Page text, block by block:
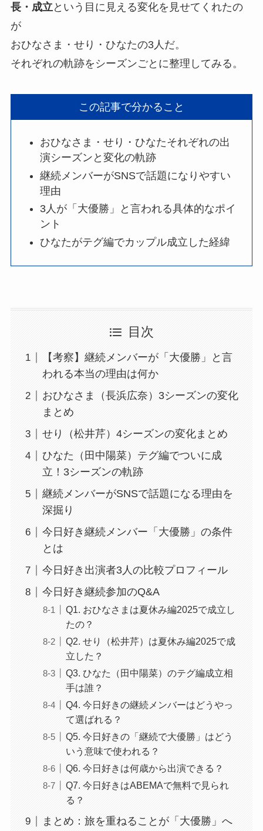
長・成立 という目に見える変化を見せてくれたの
が
おひなさま・せり・ひなたの3人だ。
それぞれの軌跡をシーズンごとに整理してみる。
この記事で分かること
おひなさま・せり・ひなたそれぞれの出
演シーズンと変化の軌跡
継続メンバーがSNSで話題になりやすい
理由
3人が「大優勝」と言われる具体的なポイ
ント
ひなたがテグ編でカップル成立した経緯
目次
【考察】継続メンバーが「大優勝」と言
われる本当の理由は何か
おひなさま（長浜広奈）3シーズンの変化
まとめ
せり（松井芹）4シーズンの変化まとめ
ひなた（田中陽菜）テグ編でついに成
立！3シーズンの軌跡
継続メンバーがSNSで話題になる理由を
深掘り
今日好き継続メンバー「大優勝」の条件
とは
今日好き出演者3人の比較プロフィール
今日好き継続参加のQ&A
Q1. おひなさまは夏休み編2025で成立し
たの？
Q2. せり（松井芹）は夏休み編2025で成
立した？
Q3. ひなた（田中陽菜）のテグ編成立相
手は誰？
Q4. 今日好きの継続メンバーはどうやっ
て選ばれる？
Q5. 今日好きの「継続で大優勝」はどう
いう意味で使われる？
Q6. 今日好きは何歳から出演できる？
Q7. 今日好きはABEMAで無料で見られ
る？
まとめ：旅を重ねることが「大優勝」へ